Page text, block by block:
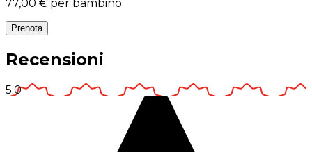
77,00 € per bambino
Prenota
Recensioni
5.0